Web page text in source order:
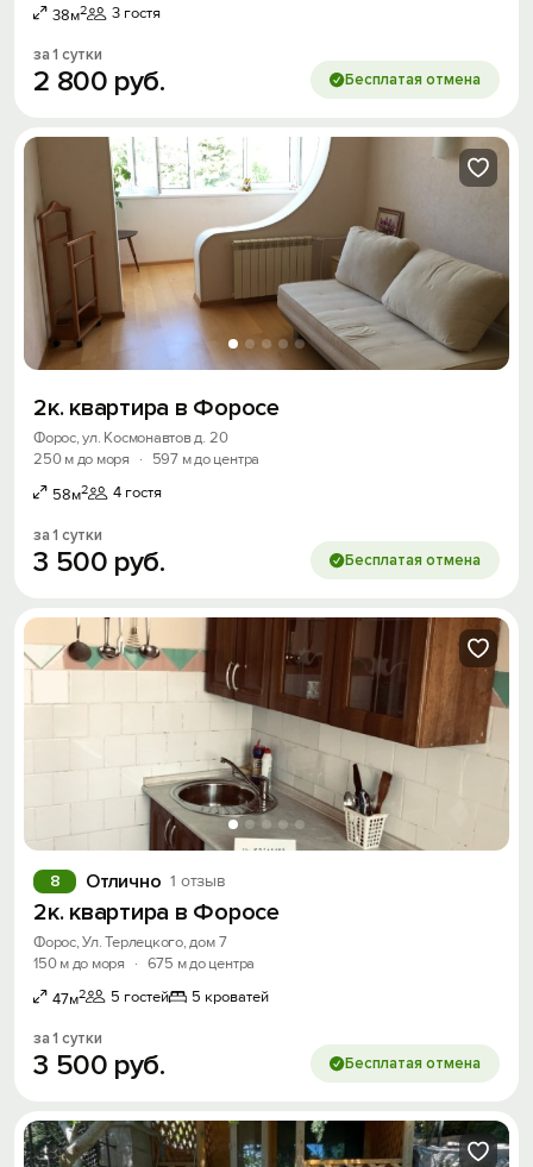
38м2 3 гостя
за 1 сутки
2 800 руб. Бесплатая отмена
2к. квартира в Форосе
Форос, ул. Космонавтов д. 20
250 м до моря
·
597 м до центра
58м2 4 гостя
за 1 сутки
3 500 руб. Бесплатая отмена
Отлично 1 отзыв
8
2к. квартира в Форосе
Форос, Ул. Терлецкого, дом 7
150 м до моря
· 675 м до центра
47м2 5 гостей 5 кроватей
за 1 сутки
3 500 руб. Бесплатая отмена